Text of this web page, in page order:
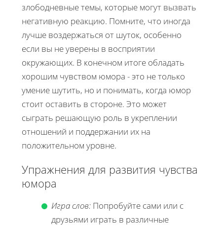
злободневные темы, которые могут вызвать
негативную реакцию. Помните, что иногда
лучше воздержаться от шуток, особенно
если вы не уверены в восприятии
окружающих. В конечном итоге обладать
хорошим чувством юмора - это не только
умение шутить, но и понимать, когда юмор
стоит оставить в стороне. Это может
сыграть решающую роль в укреплении
отношений и поддержании их на
положительном уровне.
Упражнения для развития чувства
юмора
Игра слов: Попробуйте сами или с
друзьями играть в различные